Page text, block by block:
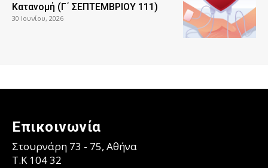
Κατανομή (Γ΄ ΣΕΠΤΕΜΒΡΙΟΥ 111)
30 Ιουνίου, 2026
Επικοινωνία
Στουρνάρη 73 - 75, Αθήνα
T.K 104 32